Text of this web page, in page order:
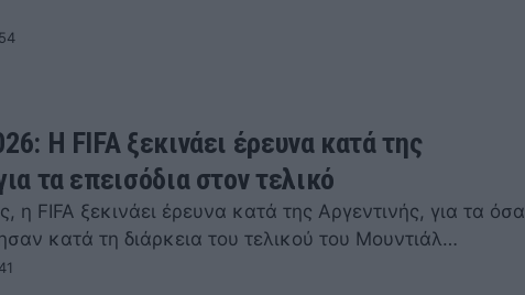
Η FIFA ξεκινάει έρευνα κατά της
τα επεισόδια στον τελικό
η FIFA ξεκινάει έρευνα κατά της Αργεντινής, για τα όσα
κατά τη διάρκεια του τελικού του Μουντιάλ…